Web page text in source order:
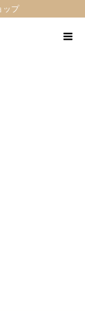
ップ